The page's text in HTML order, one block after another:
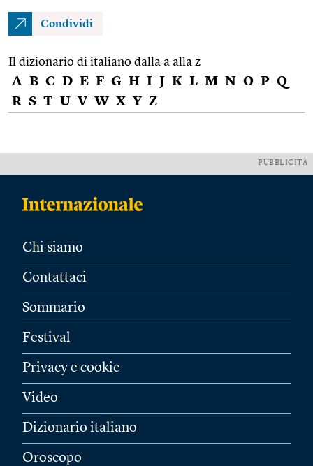
Condividi
Il dizionario di italiano dalla a alla z
A B C D E F G H I J K L M N O P Q
R S T U V W X Y Z
PUBBLICITÀ
Chi siamo
Contattaci
Sommario
Festival
Privacy e cookie
Video
Dizionario italiano
Oroscopo